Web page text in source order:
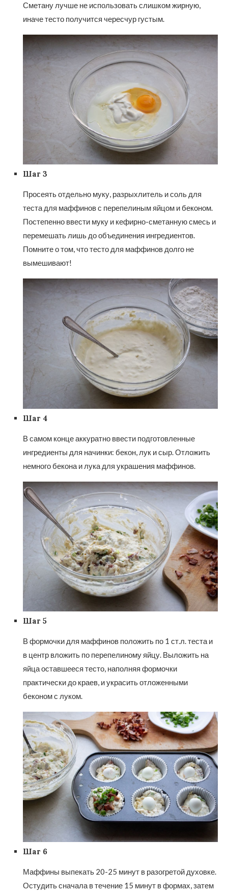
Сметану лучше не использовать слишком жирную,
иначе тесто получится чересчур густым.
Шаг 3
Просеять отдельно муку, разрыхлитель и соль для
теста для маффинов с перепелиным яйцом и беконом.
Постепенно ввести муку и кефирно-сметанную смесь и
перемешать лишь до объединения ингредиентов.
Помните о том, что тесто для маффинов долго не
вымешивают!
Шаг 4
В самом конце аккуратно ввести подготовленные
ингредиенты для начинки: бекон, лук и сыр. Отложить
немного бекона и лука для украшения маффинов.
Шаг 5
В формочки для маффинов положить по 1 ст.л. теста и
в центр вложить по перепелиному яйцу. Выложить на
яйца оставшееся тесто, наполняя формочки
практически до краев, и украсить отложенными
беконом с луком.
Шаг 6
Маффины выпекать 20-25 минут в разогретой духовке.
Остудить сначала в течение 15 минут в формах, затем